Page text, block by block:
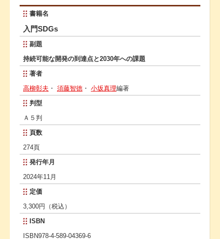
書籍名
入門SDGs
副題
持続可能な開発の到達点と2030年への課題
著者
高柳彰夫 ・ 須藤智徳 ・ 小坂真理編著
判型
Ａ５判
頁数
274頁
発行年月
2024年11月
定価
3,300円（税込）
ISBN
ISBN978-4-589-04369-6